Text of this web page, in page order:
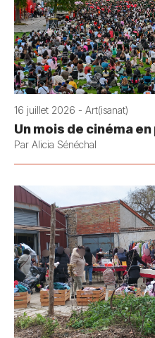
16 juillet 2026 - Art(isanat)
Un mois de cinéma
Par Alicia Sénéchal